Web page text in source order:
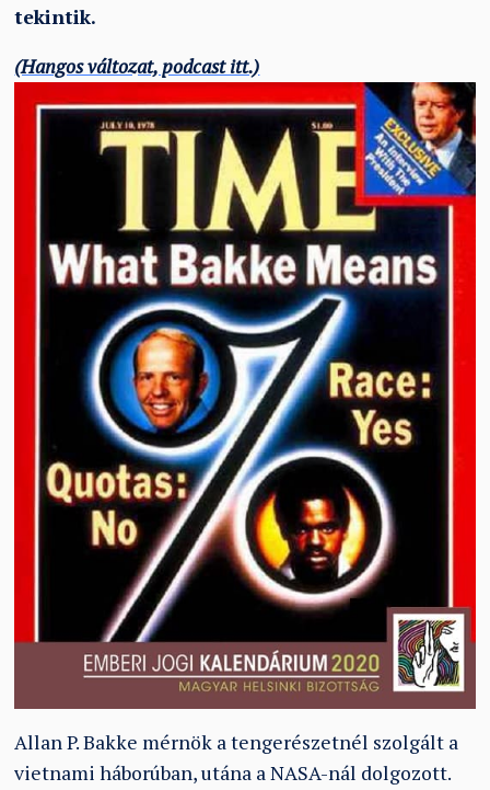
tekintik.
(Hangos változat, podcast itt.)
Allan P. Bakke mérnök a tengerészetnél szolgált a
vietnami háborúban, utána a NASA-nál dolgozott.